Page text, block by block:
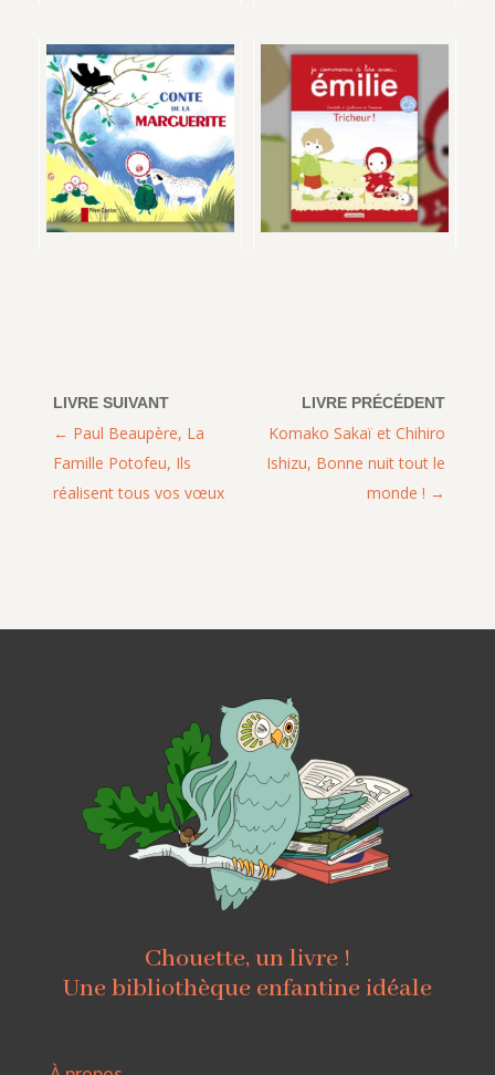
Komako Sakaï et Chihiro
Ishizu, Bonne nuit tout le
monde !
Paul Beaupère, La
Famille Potofeu, Ils
réalisent tous vos vœux
Chouette, un livre !
Une bibliothèque enfantine idéale